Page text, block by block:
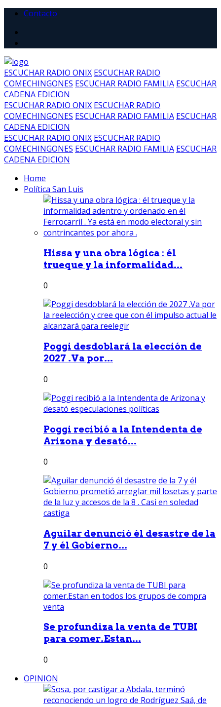
Contacto
ESCUCHAR RADIO ONIX ESCUCHAR RADIO
COMECHINGONES ESCUCHAR RADIO FAMILIA ESCUCHAR
CADENA EDICION
ESCUCHAR RADIO ONIX ESCUCHAR RADIO
COMECHINGONES ESCUCHAR RADIO FAMILIA ESCUCHAR
CADENA EDICION
ESCUCHAR RADIO ONIX ESCUCHAR RADIO
COMECHINGONES ESCUCHAR RADIO FAMILIA ESCUCHAR
CADENA EDICION
Home
Política San Luis
Hissa y una obra lógica : él
trueque y la informalidad...
0
Poggi desdoblará la elección de
2027 .Va por...
0
Poggi recibió a la Intendenta de
Arizona y desató...
0
Aguilar denunció él desastre de la
7 y él Gobierno...
0
Se profundiza la venta de TUBI
para comer.Estan...
0
OPINION